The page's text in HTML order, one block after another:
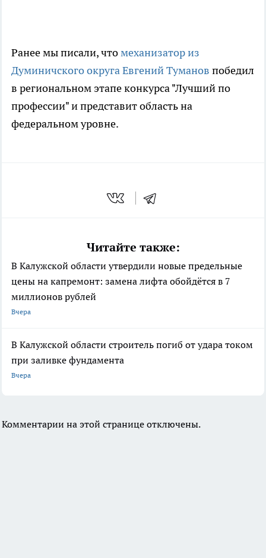
Ранее мы писали, чтомеханизатор из
Думиничского округа Евгений Туманов победил
в региональном этапе конкурса "Лучший по
профессии" и представит область на
федеральном уровне.
Читайте также:
В Калужской области утвердили новые предельные
цены на капремонт: замена лифта обойдётся в 7
миллионов рублей
Вчера
В Калужской области строитель погиб от удара током
при заливке фундамента
Вчера
Комментарии на этой странице отключены.